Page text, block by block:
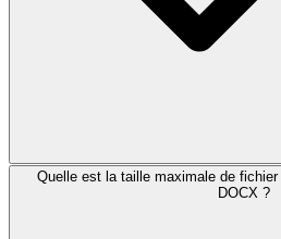
Quelle est la taille maximale de
DOCX ?